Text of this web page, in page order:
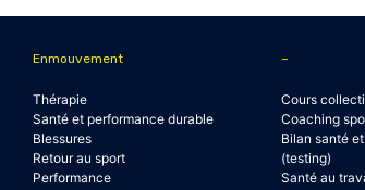
Enmouvement
Thérapie
Santé et performance durable
Blessures
Retour au sport
Performance
–
Cours
Coaching
Bilan santé
(testing)
Santé au